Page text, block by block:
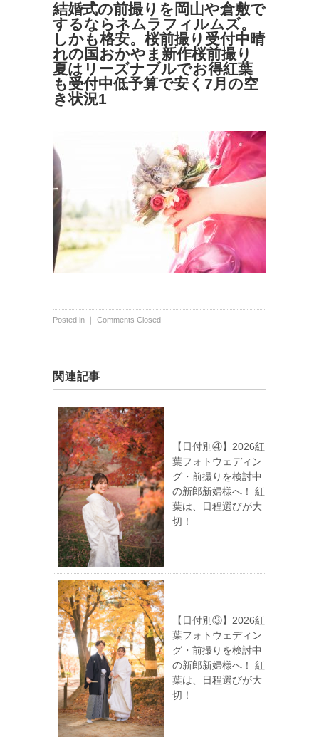
結婚式の前撮りを岡山や倉敷で
するならネムラフィルムズ。
しかも格安。桜前撮り受付中晴
れの国おかやま新作桜前撮り
夏はリーズナブルでお得紅葉
も受付中低予算で安く7月の空
き状況1
Posted in ｜ Comments Closed
関連記事
【日付別④】2026紅
葉フォトウェディン
グ・前撮りを検討中
の新郎新婦様へ！ 紅
葉は、日程選びが大
切！
【日付別③】2026紅
葉フォトウェディン
グ・前撮りを検討中
の新郎新婦様へ！ 紅
葉は、日程選びが大
切！